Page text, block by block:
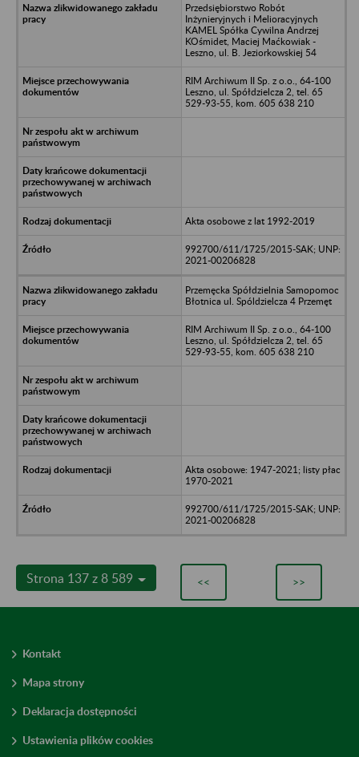
Przedsiębiorstwo Robót
Inżynieryjnych i Melioracyjnych
KAMEL Spółka Cywilna Andrzej
KOśmidet, Maciej Maćkowiak -
Leszno, ul. B. Jeziorkowskiej 54
RIM Archiwum II Sp. z o.o., 64-100
Leszno, ul. Spółdzielcza 2, tel. 65
529-93-55, kom. 605 638 210
Akta osobowe z lat 1992-2019
992700/611/1725/2015-SAK; UNP:
2021-00206828
Przemęcka Spółdzielnia Samopomoc
Błotnica ul. Spóldzielcza 4 Przemęt
RIM Archiwum II Sp. z o.o., 64-100
Leszno, ul. Spółdzielcza 2, tel. 65
529-93-55, kom. 605 638 210
Akta osobowe: 1947-2021; listy płac
1970-2021
992700/611/1725/2015-SAK; UNP:
2021-00206828
Strona 137 z 8 589 << >>
Kontakt
Mapa strony
Deklaracja dostępności
Ustawienia plików cookies